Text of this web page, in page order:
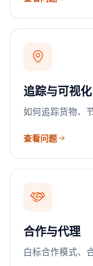
追踪与可视化
如何追踪货物、
查看问题
合作与代理
白标合作模式、